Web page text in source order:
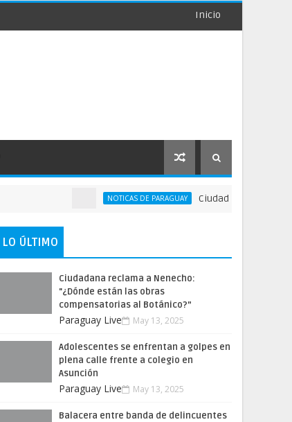
Inicio
NOTICAS DE PARAGUAY Ciudadana reclama a
LO ÚLTIMO
Ciudadana reclama a Nenecho:
"¿Dónde están las obras
compensatorias al Botánico?”
Paraguay Live May 13, 2025
Adolescentes se enfrentan a golpes en
plena calle frente a colegio en
Asunción
Paraguay Live May 13, 2025
Balacera entre banda de delincuentes